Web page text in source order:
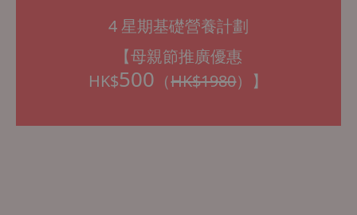
4 星期基礎營養計劃
【母親節推廣優惠
HK$500 （HK$1980）】